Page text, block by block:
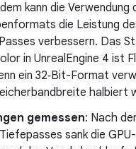
kann die Verwendung
die Leistung
verbessern. Das
in UnrealEngine 4 ist
ein 32‑Bit-Format
halbiert
gemessen: Nach
sank die